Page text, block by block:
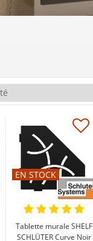
EN STOCK
Tablette murale SHELF
SCHLÜTER Curve Noir